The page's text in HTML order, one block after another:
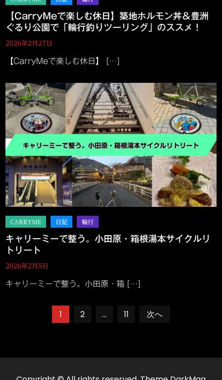
【CarryMeで楽しむ休日】築地ホルモン丼＆豊洲
ぐるり公園で「輪行釣りツーリング」のススメ！
2026年2月27日
【CarryMeで楽しむ休日】 […]
キャリーミーで整う。小田原・箱根湯本サイクルリ
トリート
2026年2月5日
キャリーミーで整う。小田原・箱 […]
ナ
1 2 … 11 次へ